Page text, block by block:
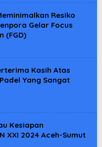
Resiko
Gelar Focus
(FGD)
Kasih Atas
Yang Sangat
Kesiapan
XXI 2024 Aceh-Sumut